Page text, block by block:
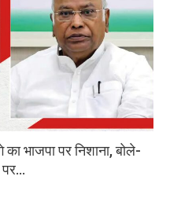
भाजपा पर निशाना, बोले-